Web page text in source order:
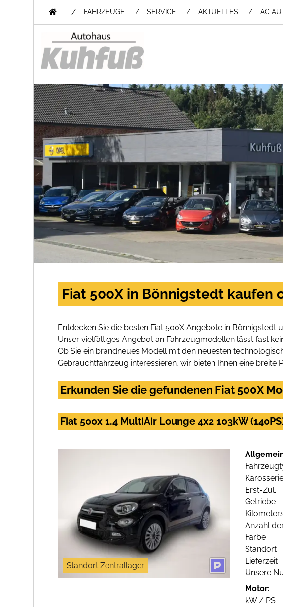
/ FAHRZEUGE SERVICE AKTUELLES AC
Fiat 500X in Bönnigstedt kaufen
Entdecken Sie die besten Fiat 500X Angebote in Bönnigstedt
Unser vielfältiges Angebot an Fahrzeugmodellen lässt fast
Ob Sie ein brandneues Modell mit den neuesten
Gebrauchtfahrzeug interessieren, wir bieten Ihnen eine breite
Erkunden Sie die gefundenen Fiat 500X
Fiat 500x 1.4 MultiAir Lounge 4x2 103kW
Standort Zentrallager
Erst-Zul.
Getriebe
Anzahl
Farbe
Standort
Lieferzeit
Unsere
Motor:
kW / PS